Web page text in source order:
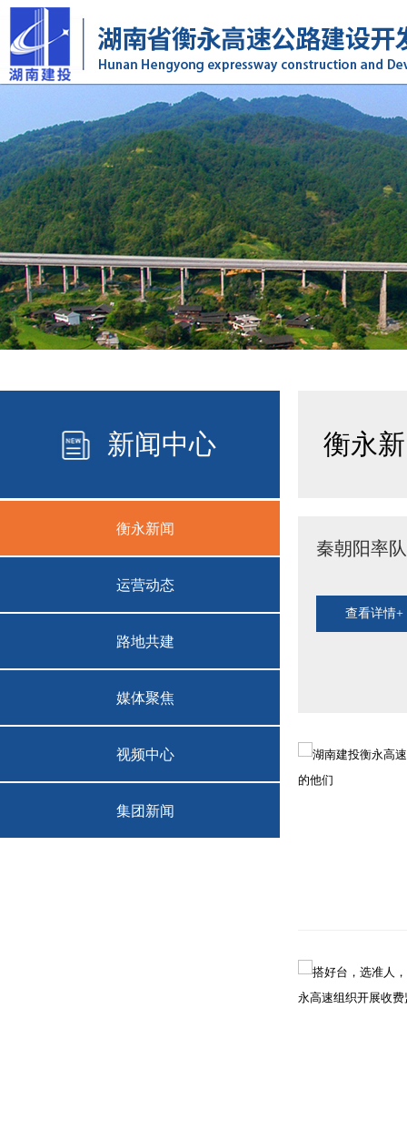
新闻中心
衡永新闻
运营动态
路地共建
媒体聚焦
视频中心
集团新闻
衡永
秦朝阳率
查看详情+